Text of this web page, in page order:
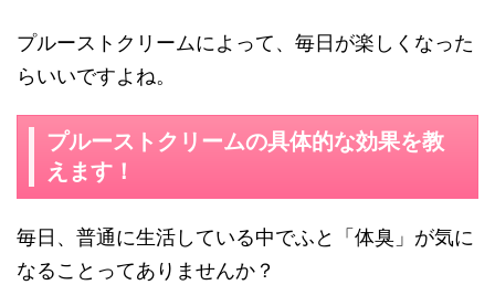
プルーストクリームによって、毎日が楽しくなった
らいいですよね。
プルーストクリームの具体的な効果を教
えます！
毎日、普通に生活している中でふと「体臭」が気に
なることってありませんか？